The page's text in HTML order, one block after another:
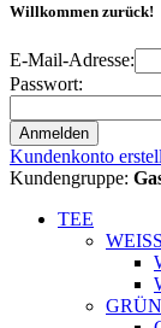
Willkommen zurück!
E-Mail-Adresse:
Passwort:
Anmelden
Kundenkonto
Kundengruppe:
TEE